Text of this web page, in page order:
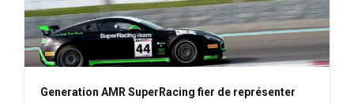
Generation AMR SuperRacing fier de représenter